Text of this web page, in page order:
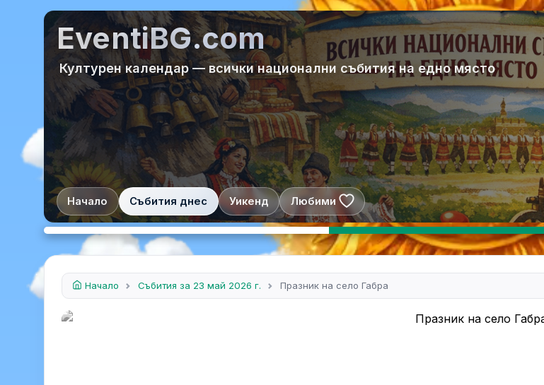
EventiBG.com
Културен календар — всички национални събития на едно място
Начало Събития днес Уикенд Любими
Начало Събития за 23 май 2026 г. Празник на село Габра